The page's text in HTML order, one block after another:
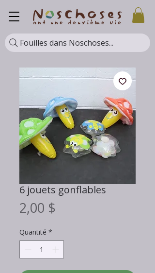
Fouilles dans Noschoses...
6 jouets gonflables
2,00 $
Quantité *